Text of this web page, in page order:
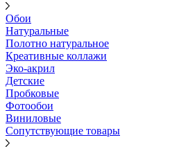
Обои
Натуральные
Полотно натуральное
Креативные коллажи
Эко-акрил
Детские
Пробковые
Фотообои
Виниловые
Сопутствующие товары